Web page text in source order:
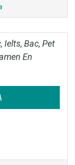
Ielts, Bac, Pet
En